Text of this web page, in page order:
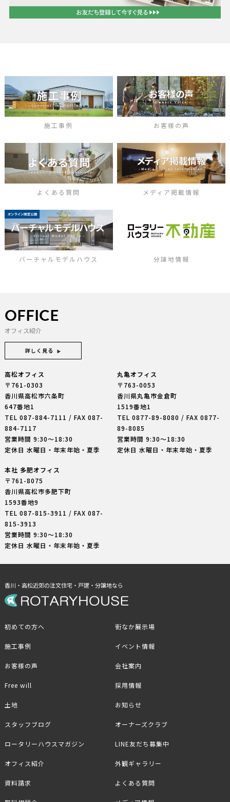
施工事例 お客様の声
よくある質問 メディア掲載情報
バーチャルモデルハウス 分譲地情報
OFFICE
オフィス紹介
詳しく見る
高松オフィス
〒761-0303
香川県高松市六条町
647番地1
TEL 087-884-7111 / FAX 087-
884-7117
営業時間 9:30〜18:30
定休日 水曜日・年末年始・夏季
丸亀オフィス
〒763-0053
香川県丸亀市金倉町
1519番地1
TEL0877-89-8080 / FAX 0877-
89-8085
営業時間 9:30〜18:30
定休日 水曜日・年末年始・夏季
本社 多肥オフィス
〒761-8075
香川県高松市多肥下町
1593番地9
TEL 087-815-3911 / FAX 087-
815-3913
営業時間 9:30〜18:30
定休日 水曜日・年末年始・夏季
香川・高松近郊の注文住宅・戸建・分譲地なら
初めての方へ
施工事例
お客様の声
Free will
土地
街なか展示場
イベント情報
会社案内
採用情報
お知らせ
スタッフブログ
ロータリーハウスマガジン
オフィス紹介
資料請求
オーナーズクラブ
LINE友だち募集中
外観ギャラリー
よくある質問